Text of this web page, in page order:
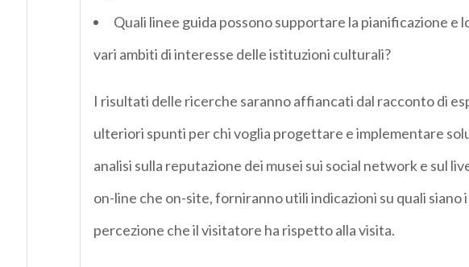
Quali linee guida possono supportare la pianificazione e
vari ambiti di interesse delle istituzioni culturali?
I risultati delle ricerche saranno affiancati dal racconto di
ulteriori spunti per chi voglia progettare e implementare
analisi sulla reputazione dei musei sui social network e sul
on-line che on-site, forniranno utili indicazioni su quali
percezione che il visitatore ha rispetto alla visita.